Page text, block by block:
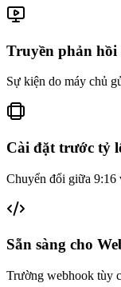
Truyền phản hồi
Sự kiện do máy chủ
Cài đặt trước tỷ
Chuyển đổi giữa 9:16
Sẵn sàng cho
Trường webhook tùy